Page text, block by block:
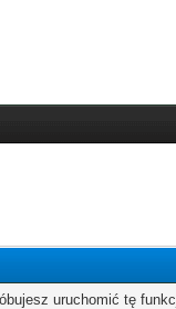
uruchomić tę